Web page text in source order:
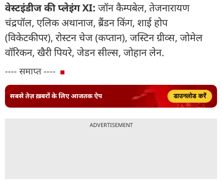
वेस्टइंडीज की प्लेइंग XI: जॉन कैम्पबेल, तेजनारायण
चंद्रपॉल, एलिक अथानाज, ब्रैंडन किंग, शाई होप
(विकेटकीपर), रोस्टन चेज (कप्तान), जस्टिन ग्रीव्स, जोमेल
वॉरिकन, खैरी पियरे, जेडन सील्स, जोहान लेन.
---- समाप्त ----
सबसे तेज़ ख़बरों के लिए आजतक ऐप डाउनलोड करें
ADVERTISEMENT